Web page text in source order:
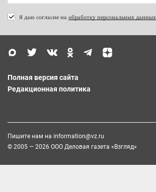
Я даю согласие на обработку персональных данных
Полная версия сайта
Редакционная политика
Пишите нам на information@vz.ru
© 2005 — 2026 ООО Деловая газета «Взгляд»